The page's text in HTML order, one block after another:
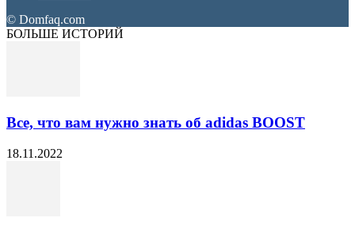
© Domfaq.com
БОЛЬШЕ ИСТОРИЙ
Все, что вам нужно знать об adidas BOOST
18.11.2022